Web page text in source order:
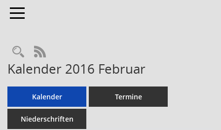
Toggle navigation
RSS-Feed
Kalender 2016 Februar
Kalender Termine
Niederschriften